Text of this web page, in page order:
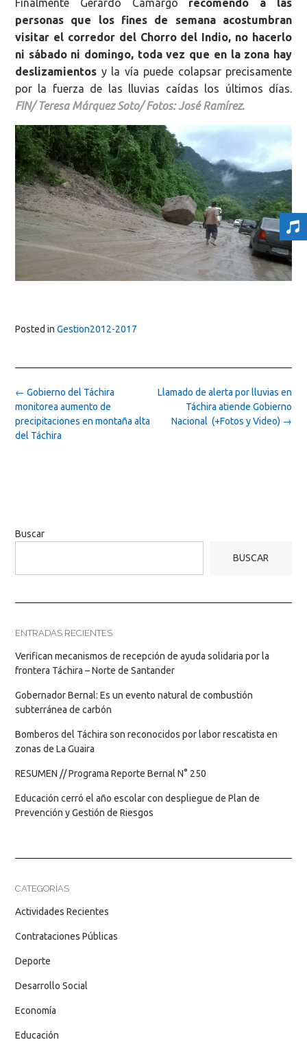
Finalmente Gerardo Camargo recomendó a las
personas que los fines de semana acostumbran
visitar el corredor del Chorro del Indio, no hacerlo
ni sábado ni domingo, toda vez que en la zona hay
deslizamientos y la vía puede colapsar precisamente
por la fuerza de las lluvias caídas los últimos días.
FIN/Teresa Márquez Soto/ Fotos: José Ramírez.
Posted in Gestion2012-2017
Post
navigation
Llamado de alerta por lluvias en
Táchira atiende Gobierno
Nacional (+Fotos y Video) →
← Gobierno del Táchira
monitorea aumento de
precipitaciones en montaña alta
del Táchira
Buscar
BUSCAR
ENTRADAS RECIENTES
Verifican mecanismos de recepción de ayuda solidaria por la
frontera Táchira – Norte de Santander
Gobernador Bernal: Es un evento natural de combustión
subterránea de carbón
Bomberos del Táchira son reconocidos por labor rescatista en
zonas de La Guaira
RESUMEN // Programa Reporte Bernal N° 250
Educación cerró el año escolar con despliegue de Plan de
Prevención y Gestión de Riesgos
CATEGORÍAS
Actividades Recientes
Contrataciones Públicas
Deporte
Desarrollo Social
Economía
Educación